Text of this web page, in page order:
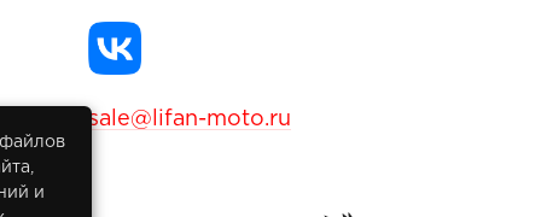
sale@lifan-moto.ru
файлов
и